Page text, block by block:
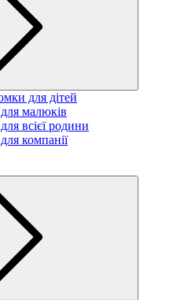
для дітей
для малюків
всієї родини
компанії